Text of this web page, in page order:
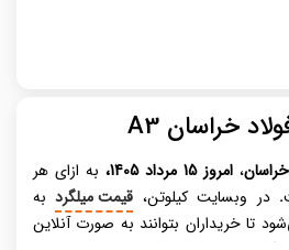
، امروز 15 مرداد 1405،
به ازای هر
.در وبسایت کیلوتن، قیمت میلگردبه
تا خریداران بتوانند به صورت آنلاین